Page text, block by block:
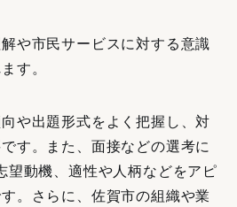
や市民サービスに対する意識
す。
や出題形式をよく把握し、対
す。また、面接などの選考に
望動機、適性や人柄などをアピ
。さらに、佐賀市の組織や業